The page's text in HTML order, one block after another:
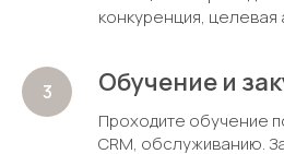
конкуренция, целевая
Обучение и
Проходите обучение
CRM, обслуживанию.